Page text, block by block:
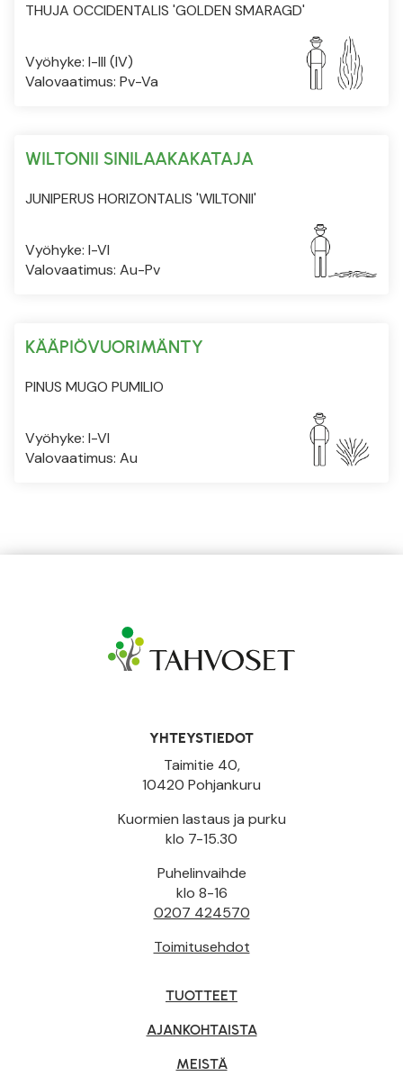
THUJA OCCIDENTALIS 'GOLDEN SMARAGD'
Vyöhyke: I-III (IV)
Valovaatimus: Pv-Va
WILTONII SINILAAKAKATAJA
JUNIPERUS HORIZONTALIS 'WILTONII'
Vyöhyke: I-VI
Valovaatimus: Au-Pv
KÄÄPIÖVUORIMÄNTY
PINUS MUGO PUMILIO
Vyöhyke: I-VI
Valovaatimus: Au
YHTEYSTIEDOT
Taimitie 40,
10420 Pohjankuru
Kuormien lastaus ja purku
klo 7-15.30
Puhelinvaihde
klo 8-16
0207 424570
Toimitusehdot
TUOTTEET
AJANKOHTAISTA
MEISTÄ